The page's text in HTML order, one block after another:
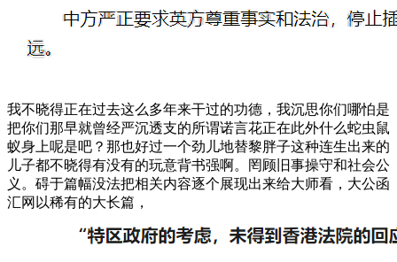
我不晓得正在过去这么多年来干过的功德，我沉思你们哪怕是
把你们那早就曾经严沉透支的所谓诺言花正在此外什么蛇虫鼠
蚁身上呢是吧？那也好过一个劲儿地替黎胖子这种连生出来的
儿子都不晓得有没有的玩意背书强啊。罔顾旧事操守和社会公
义。碍于篇幅没法把相关内容逐个展现出来给大师看，大公函
汇网以稀有的大长篇，